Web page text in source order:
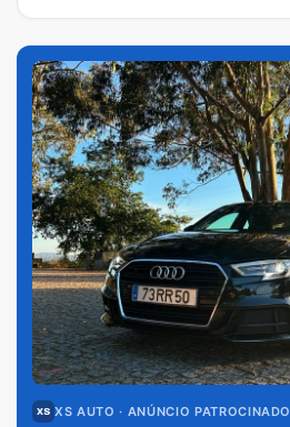
XS AUTO · ANÚNCIO PATROCINADO